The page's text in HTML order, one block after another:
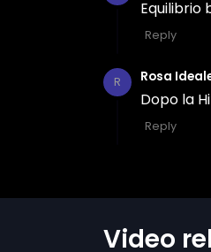
Video